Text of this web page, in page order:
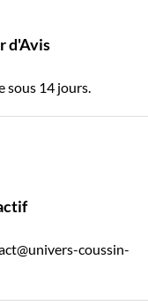
d'Avis
sous 14 jours.
coussin-